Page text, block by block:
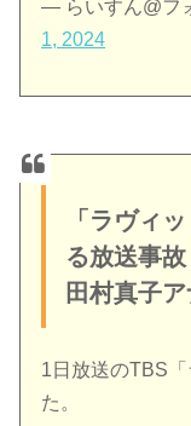
— らいすん@フ
1, 2024
「ラヴィ
る放送事
田村真子
1日放送のTBS
た。